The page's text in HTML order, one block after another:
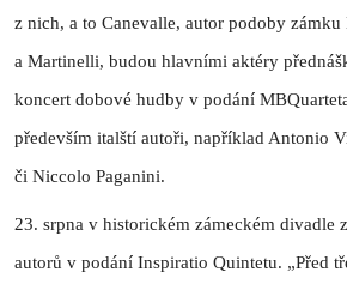
z nich, a to Canevalle, autor podoby
a Martinelli, budou hlavními aktéry
koncert dobové hudby v podání
především italští autoři, například Antonio
či Niccolo Paganini.
23. srpna v historickém zámeckém divadle
autorů v podání Inspiratio Quintetu. „Před